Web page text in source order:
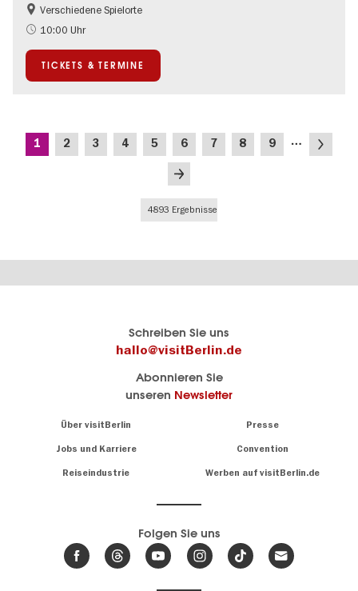
Kinder
Kultursommer
Zeitgenössische Kunst
Verschiedene Spielorte
10:00 Uhr
TICKETS & TERMINE
Seitennummerierung
Aktuelle
1 Seite
2 Seite
3 Seite
4 Seite
5 Seite
6 Seite
7 Seite
8 Seite
9 …
Nächste
Letzte
4893 Ergebnisse
Schreiben Sie uns
hallo@visitBerlin.de
Abonnieren Sie
unseren Newsletter
Über visitBerlin Presse
Jobs und Karriere Convention
Reiseindustrie Werben auf visitBerlin.de
sind
für Sie da.
Tickets
Wir haben den
Insidertipps
Folgen Sie uns